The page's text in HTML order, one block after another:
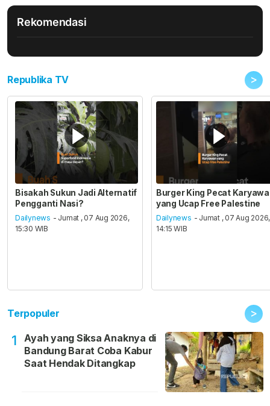
Rekomendasi
Republika TV >
Bisakah Sukun Jadi Alternatif
Pengganti Nasi?
Dailynews - Jumat , 07 Aug 2026,
15:30 WIB
Burger King Pecat
yang Ucap Free Palestine
Dailynews - Jumat , 07 Aug 2026,
14:15 WIB
Terpopuler >
1
Ayah yang Siksa Anaknya di
Bandung Barat Coba Kabur
Saat Hendak Ditangkap